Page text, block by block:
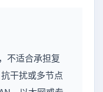
不适合承担复
干扰或多节点